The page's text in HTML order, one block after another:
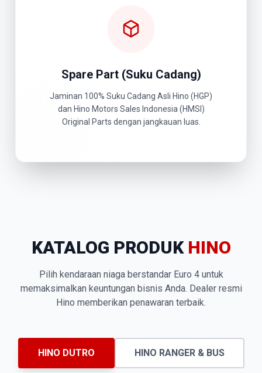
Spare Part (Suku Cadang)
Jaminan 100% Suku Cadang Asli Hino (HGP)
dan Hino Motors Sales Indonesia (HMSI)
Original Parts dengan jangkauan luas.
KATALOG PRODUK HINO
Pilih kendaraan niaga berstandar Euro 4 untuk
memaksimalkan keuntungan bisnis Anda. Dealer resmi
Hino memberikan penawaran terbaik.
HINO DUTRO HINO RANGER & BUS